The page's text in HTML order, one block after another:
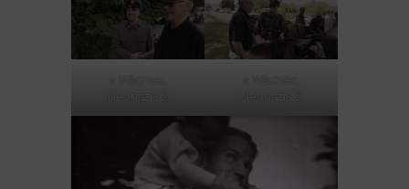
Neonazis 2
Neonazis 2